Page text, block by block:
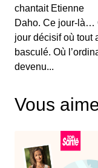
chantait Etienne
Daho. Ce jour-là…
jour décisif où tout
basculé. Où
devenu...
Vous